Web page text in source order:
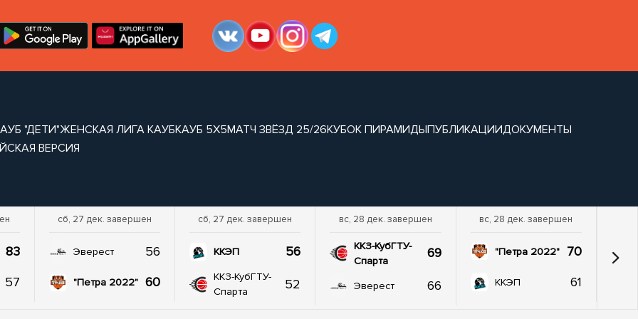
"ДЕТИ"ЖЕНСКАЯ ЛИГА КАУБКАУБ 5Х5МАТЧ ЗВЁЗД 25/26КУБОК ПИРАМИДЫПУБЛИКАЦИИДОКУМЕНТЫ
ВЕРСИЯ
83
57
сб, 27 дек. завершен
Эверест 56
"Петра 2022" 60
сб, 27 дек. завершен
ККЭП 56
ККЗ-КубГТУ-
Спарта
52
вс, 28 дек. завершен
ККЗ-КубГТУ-
Спарта
69
Эверест 66
вс, 28 дек. завершен
"Петра 2022" 70
ККЭП 61